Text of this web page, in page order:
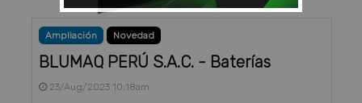
Ampliación Novedad
BLUMAQ PERÚ S.A.C. - Baterías
23/Aug/2023 10:18am